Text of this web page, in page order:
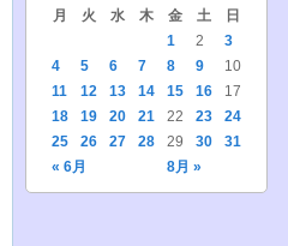
月
火 水 木 金 土 日
« 6月 8月 »
1 2
3
4
5 6 7 8 9
10
11
12 13 14 15 16
17
18
19 20 21 22 23
24
25
26 27 28 29 30 31